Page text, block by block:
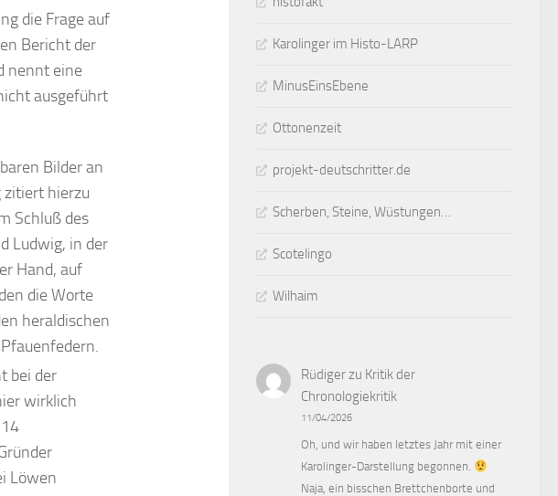
die Frage auf
Bericht der
nennt eine
ausgeführt
Bilder an
zitiert hierzu
Schluß des
Ludwig, in der
Hand, auf
die Worte
heraldischen
bei der
wirklich
Löwen
Karolinger im Histo-LARP
MinusEinsEbene
Ottonenzeit
projekt-deutschritter.de
Scherben, Steine, Wüstungen…
Scotelingo
Wilhaim
Rüdigerzu Kritik der
Chronologiekritik
11/04/2026
Oh, und wir haben letztes Jahr mit einer
Karolinger-Darstellung begonnen.
Naja, ein bisschen Brettchenborte und